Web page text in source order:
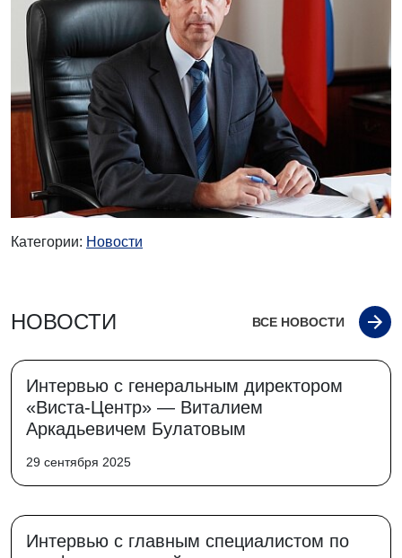
Категории: Новости
НОВОСТИ ВСЕ НОВОСТИ
Интервью с генеральным директором
«Виста-Центр» — Виталием
Аркадьевичем Булатовым
29 сентября 2025
Интервью с главным специалистом по